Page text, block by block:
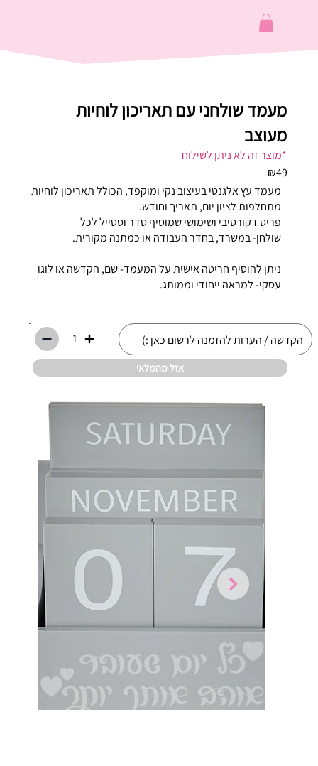
מעמד שולחני עם תאריכון לוחיות
מעוצב
*מוצר זה לא ניתן לשילוח
₪49
מעמד עץ אלגנטי בעיצוב נקי ומוקפד, הכולל תאריכון לוחיות
מתחלפות לציון יום, תאריך וחודש.
פריט דקורטיבי ושימושי שמוסיף סדר וסטייל לכל
שולחן- במשרד, בחדר העבודה או כמתנה מקורית.
ניתן להוסיף חריטה אישית על המעמד- שם, הקדשה או לוגו
עסקי- למראה ייחודי וממותג.
1
אזל מהמלאי